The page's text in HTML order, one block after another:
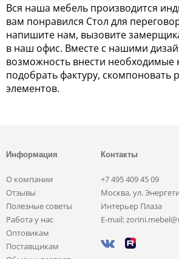
Вся наша мебель производится
вам понравился Стол для
напишите нам, вызовите
в наш офис. Вместе с нашими
возможность внести необходимые
подобрать фактуру, скомпоновать
элементов.
Информация
О компании
Отзывы
Полезные советы
Работа у нас
Оптовикам
Поставщикам
Контакты
+7 495 409 45 09
Москва, ул.
Интерьер Плаза
E-mail: